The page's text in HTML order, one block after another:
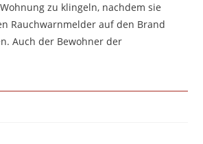
zu klingeln, nachdem sie
Rauchwarnmelder auf den Brand
Auch der Bewohner der